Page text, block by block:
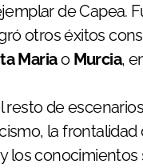
de Capea.
otros éxitos
Mariao Murcia,
resto de
la
los